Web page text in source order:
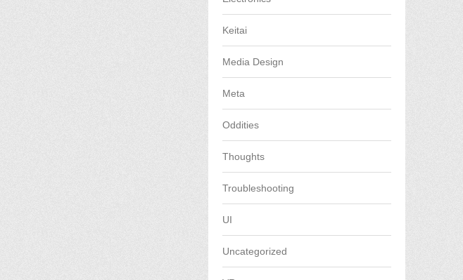
Keitai
Media Design
Meta
Oddities
Thoughts
Troubleshooting
UI
Uncategorized